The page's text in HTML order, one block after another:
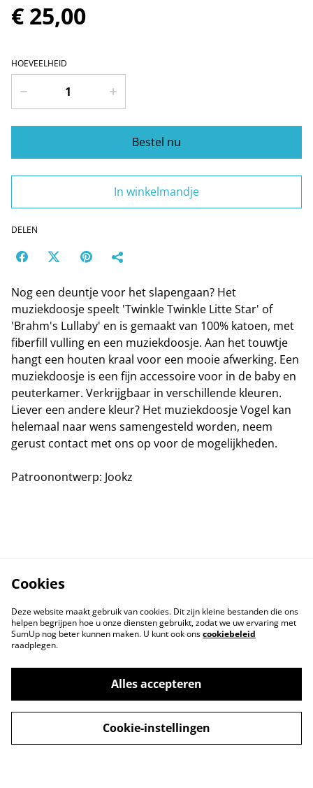
€ 25,00
HOEVEELHEID
Bestel nu
In winkelmandje
DELEN
Nog een deuntje voor het slapengaan? Het
muziekdoosje speelt 'Twinkle Twinkle Litte Star' of
'Brahm's Lullaby' en is gemaakt van 100% katoen, met
fiberfill vulling en een muziekdoosje. Aan het touwtje
hangt een houten kraal voor een mooie afwerking. Een
muziekdoosje is een fijn accessoire voor in de baby en
peuterkamer. Verkrijgbaar in verschillende kleuren.
Liever een andere kleur? Het muziekdoosje Vogel kan
helemaal naar wens samengesteld worden, neem
gerust contact met ons op voor de mogelijkheden.
Patroonontwerp: Jookz
Privacybeleid
Cookiebeleid
Cookies
Deze website maakt gebruik van cookies. Dit zijn kleine bestanden die ons
helpen begrijpen hoe u onze diensten gebruikt, zodat we uw ervaring met
SumUp nog beter kunnen maken. U kunt ook onscookiebeleid
raadplegen.
Alles accepteren
Cookie-instellingen